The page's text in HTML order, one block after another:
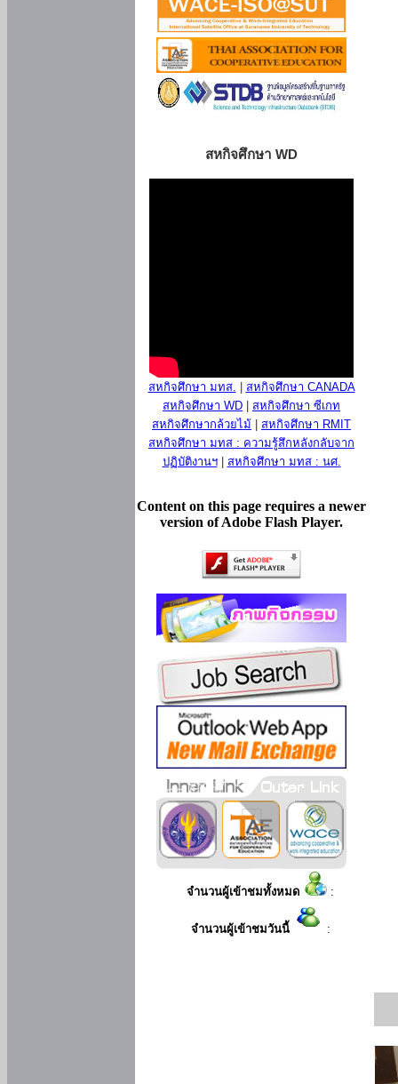
สหกิจศึกษา WD
สหกิจศึกษา มทส.
สหกิจศึกษา CANADA
สหกิจศึกษา WD
สหกิจศึกษา ซีเกท
สหกิจศึกษากล้วยไม้
สหกิจศึกษา RMIT
สหกิจศึกษา มทส : ความรู้สึกหลังกลับจาก
ปฏิบัติงานฯ| สหกิจศึกษา มทส : นศ.
Content on this page requires a newer
version of Adobe Flash Player.
จำนวนผู้เข้าชมทั้งหมด :
จำนวนผู้เข้าชมวันนี้ :